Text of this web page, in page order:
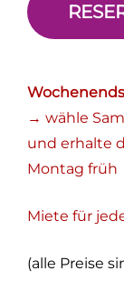
→ wähle
und erhalte
Montag früh
Miete für
(alle Preise